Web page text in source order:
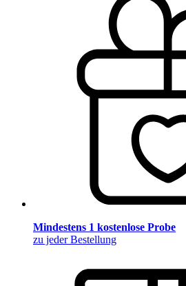
Mindestens 1 kostenlose Probe
zu jeder Bestellung